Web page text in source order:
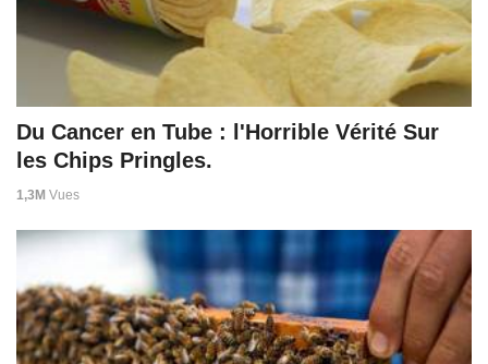
Du Cancer en Tube : l'Horrible Vérité Sur
les Chips Pringles.
1,3M Vues